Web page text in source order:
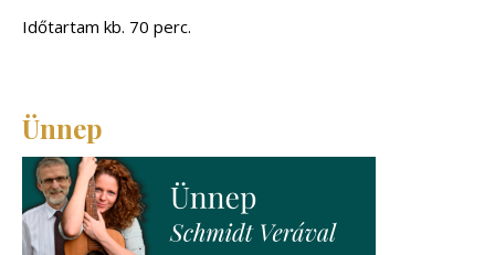
Időtartam kb. 70 perc.
Ünnep